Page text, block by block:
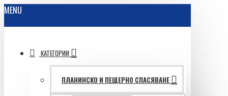
MENU
КАТЕГОРИИ
ПЛАНИНСКО И ПЕЩЕРНО СПАСЯВАНЕ